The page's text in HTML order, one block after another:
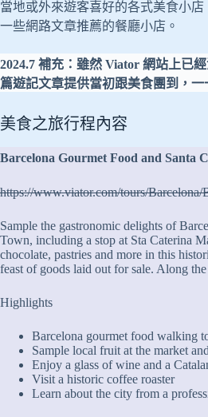
當地或外來遊客喜好的各式美食小
一些網路文章推薦的餐廳小店。
2024.7 補充：雖然 Viator 網站上已
篇遊記文章提供當初跟美食團到，一
美食之旅行程內容
Barcelona Gourmet Food and Santa
https://www.viator.com/tours/
Sample the gastronomic delights of
Town, including a stop at Sta Caterina
chocolate, pastries and more in this
feast of goods laid out for sale. Along
Highlights
Barcelona gourmet food walking
Sample local fruit at the market
Enjoy a glass of wine and a
Visit a historic coffee roaster
Learn about the city from a